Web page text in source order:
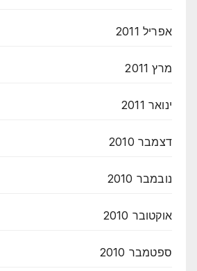
אפריל 2011
מרץ 2011
ינואר 2011
דצמבר 2010
נובמבר 2010
אוקטובר 2010
ספטמבר 2010